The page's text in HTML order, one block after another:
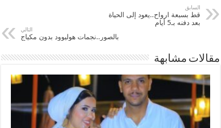
السابق
قط بسبعة ارواح..يعود إلى الحياة
بعد دفنه بـ5 أيام
التالي
بالصور..نجمات هوليوود بدون مكياج
مقالات مشابهة